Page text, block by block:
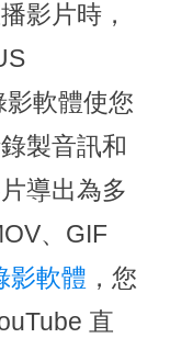
影片時，
軟體使您
製音訊和
導出為多
、GIF
影軟體 ，您
直